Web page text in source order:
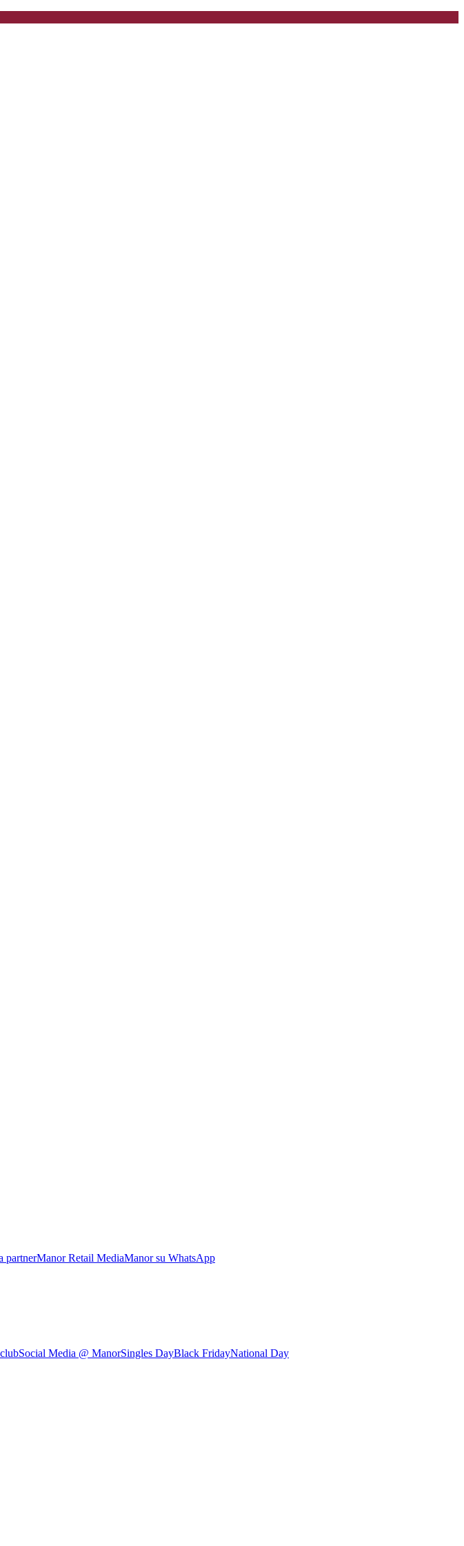
partnerManor Retail MediaManor su WhatsApp
Social Media @ ManorSingles DayBlack FridayNational Day